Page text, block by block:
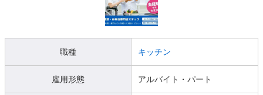
職種 キッチン
雇用形態 アルバイト・パート